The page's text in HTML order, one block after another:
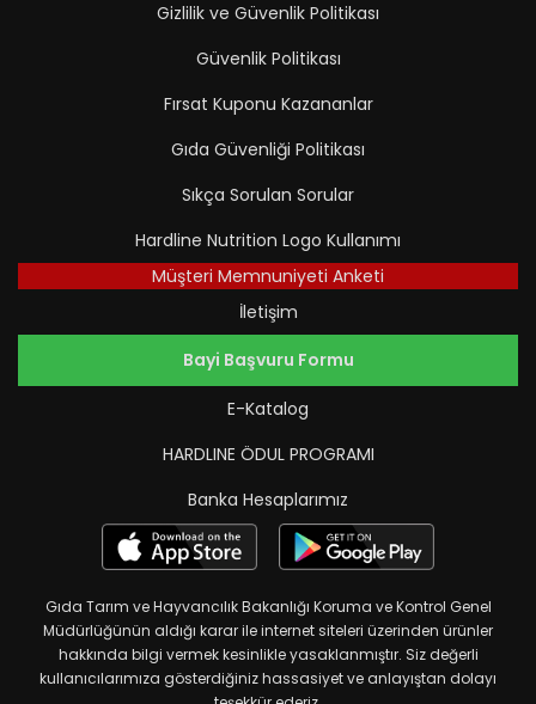
Gizlilik ve Güvenlik Politikası
Güvenlik Politikası
Fırsat Kuponu Kazananlar
Gıda Güvenliği Politikası
Sıkça Sorulan Sorular
Hardline Nutrition Logo Kullanımı
Müşteri Memnuniyeti Anketi
İletişim
Bayi Başvuru Formu
E-Katalog
HARDLINE ÖDUL PROGRAMI
Banka Hesaplarımız
Gıda Tarım ve Hayvancılık Bakanlığı Koruma ve Kontrol Genel
Müdürlüğünün aldığı karar ile internet siteleri üzerinden ürünler
hakkında bilgi vermek kesinlikle yasaklanmıştır. Siz değerli
kullanıcılarımıza gösterdiğiniz hassasiyet ve anlayıştan dolayı